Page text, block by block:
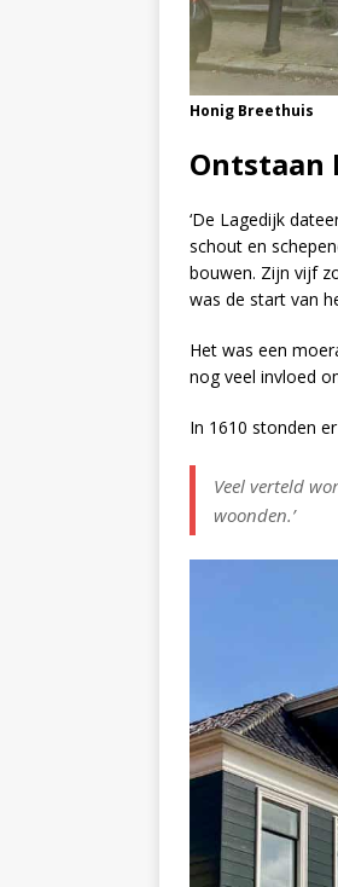
Honig Breethuis
Ontstaan
‘De Lagedijk
schout en
bouwen. Zijn vijf
was de start van
Het was een
nog veel invloed
In 1610 stonden
Veel verteld
woonden.’